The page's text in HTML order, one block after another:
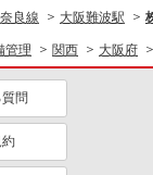
良線 大阪難波駅
管理 関西 大阪府
問